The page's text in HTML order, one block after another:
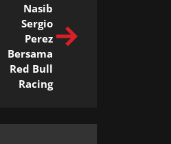
Nasib
Sergio
Perez
Bersama
Red Bull
Racing